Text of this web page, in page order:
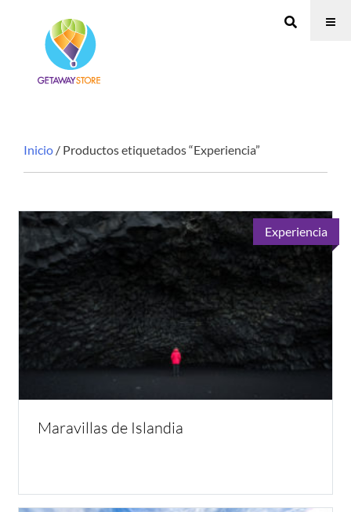
Inicio / Productos etiquetados “Experiencia”
Experiencia
Maravillas de Islandia